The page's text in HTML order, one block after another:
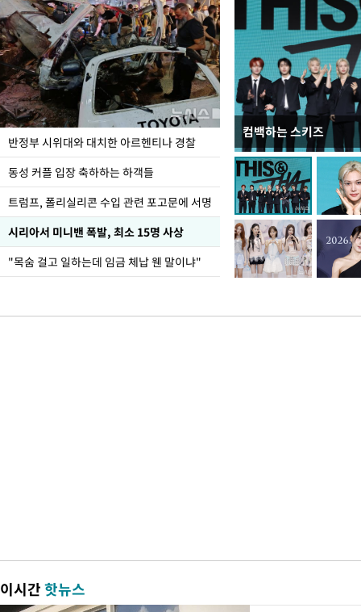
반정부 시위대와 대치한 아르헨티나 경찰
동성 커플 입장 축하하는 하객들
트럼프, 폴리실리콘 수입 관련 포고문에 서명
시리아서 미니밴 폭발, 최소 15명 사상
"목숨 걸고 일하는데 임금 체납 웬 말이냐"
컴백하는 스키즈
입추 코앞인데 전국엔
이시간핫뉴스